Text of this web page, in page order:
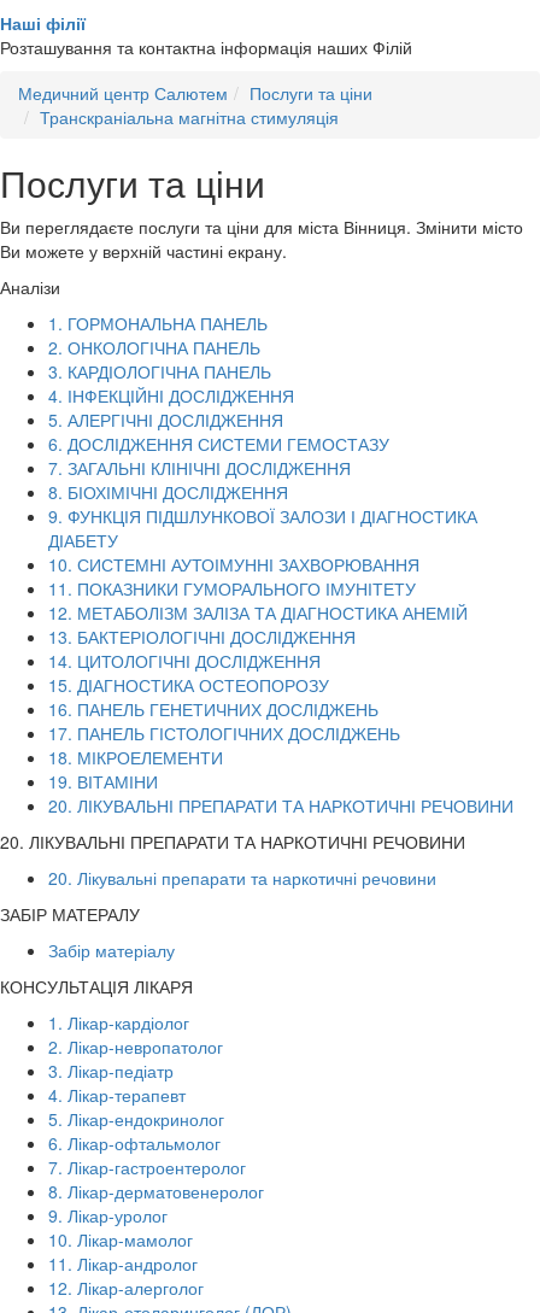
Наші філії
Розташування та контактна інформація наших Філій
Медичний центр Салютем
Послуги та ціни
Транскраніальна магнітна стимуляція
Послуги та ціни
Ви переглядаєте послуги та ціни для міста Вінниця. Змінити місто
Ви можете у верхній частині екрану.
Аналізи
1. ГОРМОНАЛЬНА ПАНЕЛЬ
2. ОНКОЛОГІЧНА ПАНЕЛЬ
3. КАРДІОЛОГІЧНА ПАНЕЛЬ
4. ІНФЕКЦІЙНІ ДОСЛІДЖЕННЯ
5. АЛЕРГІЧНІ ДОСЛІДЖЕННЯ
6. ДОСЛІДЖЕННЯ СИСТЕМИ ГЕМОСТАЗУ
7. ЗАГАЛЬНІ КЛІНІЧНІ ДОСЛІДЖЕННЯ
8. БІОХІМІЧНІ ДОСЛІДЖЕННЯ
9. ФУНКЦІЯ ПІДШЛУНКОВОЇ ЗАЛОЗИ І ДІАГНОСТИКА
ДІАБЕТУ
10. СИСТЕМНІ АУТОІМУННІ ЗАХВОРЮВАННЯ
11. ПОКАЗНИКИ ГУМОРАЛЬНОГО ІМУНІТЕТУ
12. МЕТАБОЛІЗМ ЗАЛІЗА ТА ДІАГНОСТИКА АНЕМІЙ
13. БАКТЕРІОЛОГІЧНІ ДОСЛІДЖЕННЯ
14. ЦИТОЛОГІЧНІ ДОСЛІДЖЕННЯ
15. ДІАГНОСТИКА ОСТЕОПОРОЗУ
16. ПАНЕЛЬ ГЕНЕТИЧНИХ ДОСЛІДЖЕНЬ
17. ПАНЕЛЬ ГІСТОЛОГІЧНИХ ДОСЛІДЖЕНЬ
18. МІКРОЕЛЕМЕНТИ
19. ВІТАМІНИ
20. ЛІКУВАЛЬНІ ПРЕПАРАТИ ТА НАРКОТИЧНІ РЕЧОВИНИ
20. ЛІКУВАЛЬНІ ПРЕПАРАТИ ТА НАРКОТИЧНІ РЕЧОВИНИ
20. Лікувальні препарати та наркотичні речовини
ЗАБІР МАТЕРАЛУ
Забір матеріалу
КОНСУЛЬТАЦІЯ ЛІКАРЯ
1. Лікар-кардіолог
2. Лікар-невропатолог
3. Лікар-педіатр
4. Лікар-терапевт
5. Лікар-ендокринолог
6. Лікар-офтальмолог
7. Лікар-гастроентеролог
8. Лікар-дерматовенеролог
9. Лікар-уролог
10. Лікар-мамолог
11. Лікар-андролог
12. Лікар-алерголог